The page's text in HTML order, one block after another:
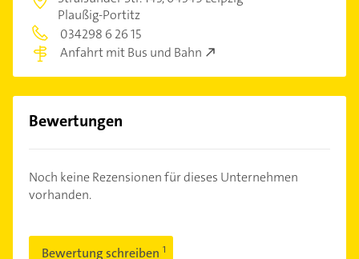
Plaußig-Portitz
034298 6 26 15
Anfahrt mit Bus und Bahn
Bewertungen
Noch keine Rezensionen für dieses Unternehmen
vorhanden.
Bewertung schreiben